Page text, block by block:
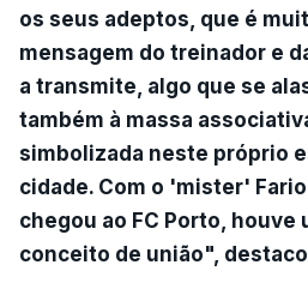
os seus adeptos, que é
mensagem do treinador e
a transmite, algo que se
também à massa
simbolizada neste próprio
cidade. Com o 'mister'
chegou ao FC Porto, houve
conceito de união",